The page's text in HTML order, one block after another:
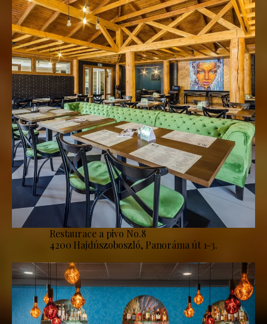
Restaurace a pivo No.8
4200 Hajdúszoboszló, Panoráma út 1-3.